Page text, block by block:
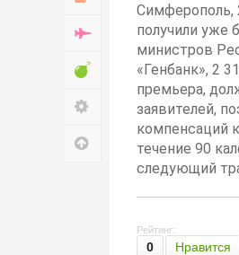
Война
Развлечение
Настройки
Наверх
Симферополь,
получили уже
министров
«Генбанк», 2
премьера,
заявителей,
компенсаций
течение 90
следующий
Рейтинг:
0 Нравится